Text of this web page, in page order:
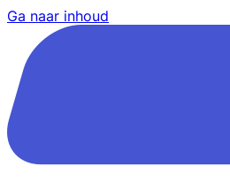
Ga naar inhoud